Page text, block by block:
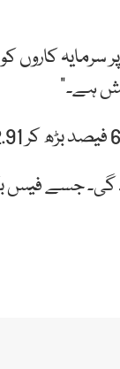
کاروں
ہے۔”
ڈویژن پر کچھ $ 10